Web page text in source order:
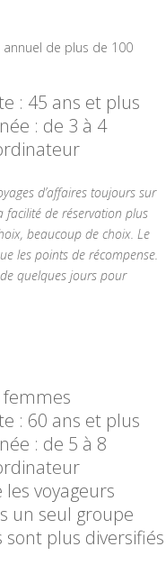
de plus de 100
: 45 ans et plus
: de 3 à 4
d’affaires toujours sur
facilité de réservation plus
beaucoup de choix. Le
les points de récompense.
quelques jours pour
: 60 ans et plus
: de 5 à 8
les voyageurs
un seul groupe
sont plus diversifiés